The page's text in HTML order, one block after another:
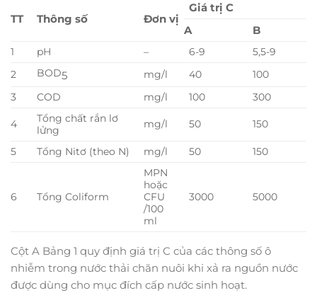
TT Thông số Đơn vị
Giá trị C
A
B
1 pH – 6-9
5,5-9
2
BOD5 mg/l 40
100
3
COD mg/l 100 300
4
Tổng chất rắn lơ
lửng
mg/l 50 150
5 Tổng Nitơ (theo N) mg/l 50 150
6 Tổng Coliform
MPN
hoặc
CFU
/100
ml
3000 5000
Cột A Bảng 1 quy định giá trị C của các thông số ô
nhiễm trong nước thải chăn nuôi khi xả ra nguồn nước
được dùng cho mục đích cấp nước sinh hoạt.